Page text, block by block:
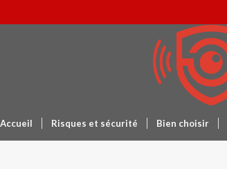
Accueil Risques et sécurité Bien choisir